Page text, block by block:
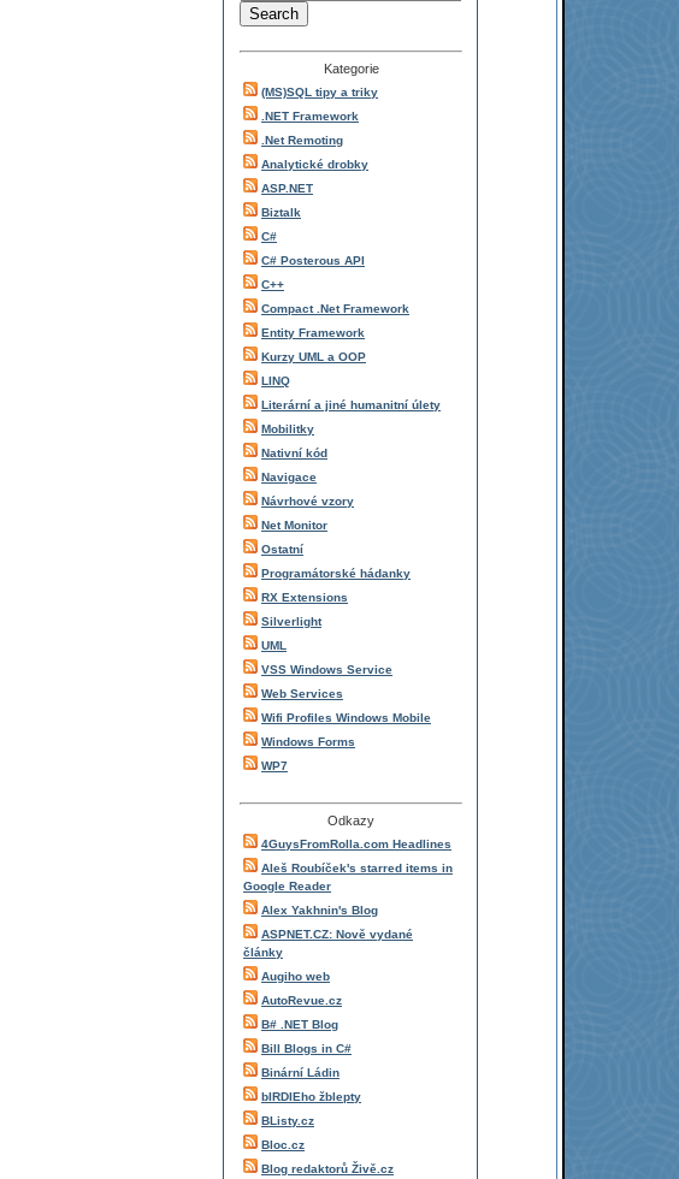
Kategorie
(MS)SQL tipy a triky
.NET Framework
.Net Remoting
Analytické drobky
ASP.NET
Biztalk
C#
C# Posterous API
C++
Compact .Net Framework
Entity Framework
Kurzy UML a OOP
LINQ
Literární a jiné humanitní úlety
Mobilitky
Nativní kód
Navigace
Návrhové vzory
Net Monitor
Ostatní
Programátorské hádanky
RX Extensions
Silverlight
UML
VSS Windows Service
Web Services
Wifi Profiles Windows Mobile
Windows Forms
WP7
Odkazy
4GuysFromRolla.com Headlines
Aleš Roubíček's starred items in
Google Reader
Alex Yakhnin's Blog
ASPNET.CZ: Nově vydané
články
Augiho web
AutoRevue.cz
B# .NET Blog
Bill Blogs in C#
Binární Ládin
bIRDIEho žblepty
BListy.cz
Bloc.cz
Blog redaktorů Živě.cz